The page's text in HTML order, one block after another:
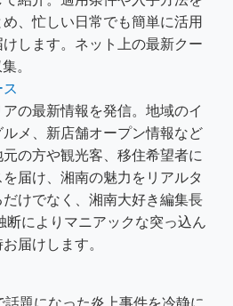
、忙しい日常でも簡単に活用
します。ネット上の最新クー
。
の最新情報を発信。地域のイ
メ、新店舗オープン情報など
の方や観光客、移住希望者に
届け、湘南の魅力をリアルタ
けでなく、湘南大好き編集長
断によりマニアックな突っ込ん
届けします。
題になった炎上事件を冷静に